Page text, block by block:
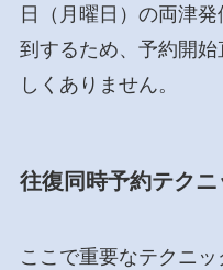
日（月曜日）の両津
到するため、予約開
しくありません。
往復同時予約テクニ
ここで重要なテクニッ